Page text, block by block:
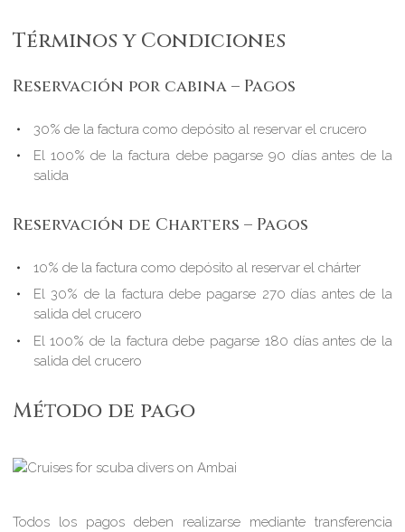
Términos y Condiciones
Reservación por cabina – Pagos
30% de la factura como depósito al reservar el crucero
El 100% de la factura debe pagarse 90 días antes de la
salida
Reservación de Charters – Pagos
10% de la factura como depósito al reservar el chárter
El 30% de la factura debe pagarse 270 días antes de la
salida del crucero
El 100% de la factura debe pagarse 180 días antes de la
salida del crucero
Método de pago
Todos los pagos deben realizarse mediante transferencia